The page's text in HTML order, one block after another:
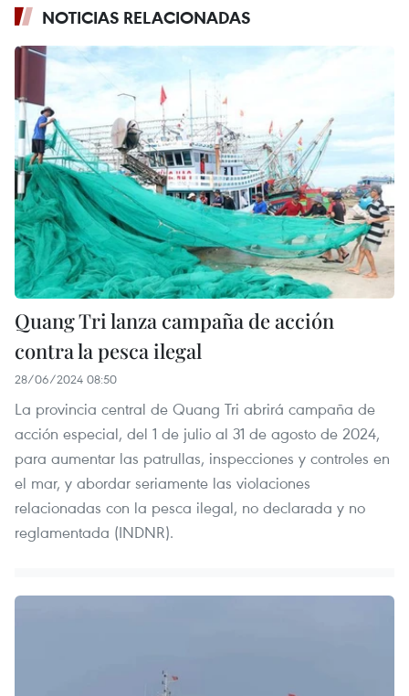
NOTICIAS RELACIONADAS
Quang Tri lanza campaña de acción
contra la pesca ilegal
28/06/2024 08:50
La provincia central de Quang Tri abrirá campaña de
acción especial, del 1 de julio al 31 de agosto de 2024,
para aumentar las patrullas, inspecciones y controles en
el mar, y abordar seriamente las violaciones
relacionadas con la pesca ilegal, no declarada y no
reglamentada (INDNR).